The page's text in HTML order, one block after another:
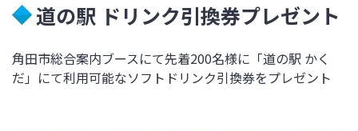
道の駅 ドリンク引換券プレゼント
角田市総合案内ブースにて先着200名様に「道の駅 かく
だ」にて利用可能なソフトドリンク引換券をプレゼント